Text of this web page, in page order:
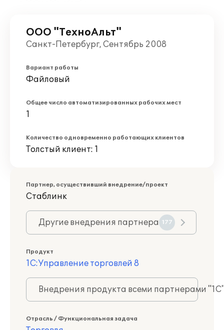
ООО "ТехноАльт"
Санкт-Петербург, Сентябрь 2008
Вариант работы
Файловый
Общее число автоматизированных рабочих мест
1
Количество одновременно работающих клиентов
Толстый клиент: 1
Партнер, осуществивший внедрение/проект
Стаблинк
Другие внедрения партнера 177
Продукт
1С:Управление торговлей 8
Внедрения продукта всеми партнерами
Отрасль / Функциональная задача